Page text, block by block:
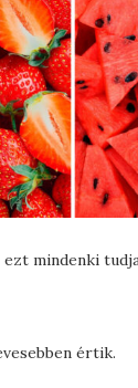
mindenki
értik.